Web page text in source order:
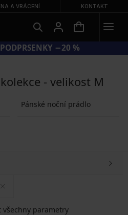
A VRÁCENÍ KONTAKT
−20 %
- velikost M
Pánské noční prádlo
všechny parametry